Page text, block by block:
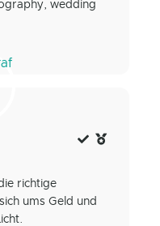
wedding
richtige
ums Geld und